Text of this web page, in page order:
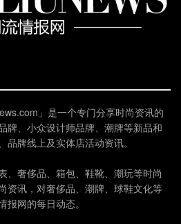
」是一个专门分享时尚资讯的
牌、小众设计师品牌、潮牌等新品和
牌线上及实体店活动资讯。
、奢侈品、箱包、鞋靴、潮玩等时尚
资讯，对奢侈品、潮牌、球鞋文化等
报网的每日动态。